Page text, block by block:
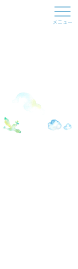
メニュー